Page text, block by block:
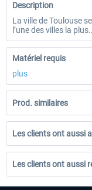
Description
La ville de Toulouse
l’une des villes la
Matériel requis
plus
Prod. similaires
Les clients ont aussi
Les clients ont aussi